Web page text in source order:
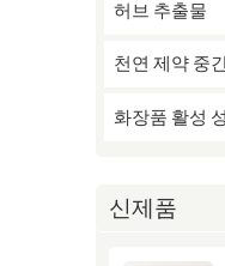
허브 추출물
천연 제약 중
화장품 활성
신제품